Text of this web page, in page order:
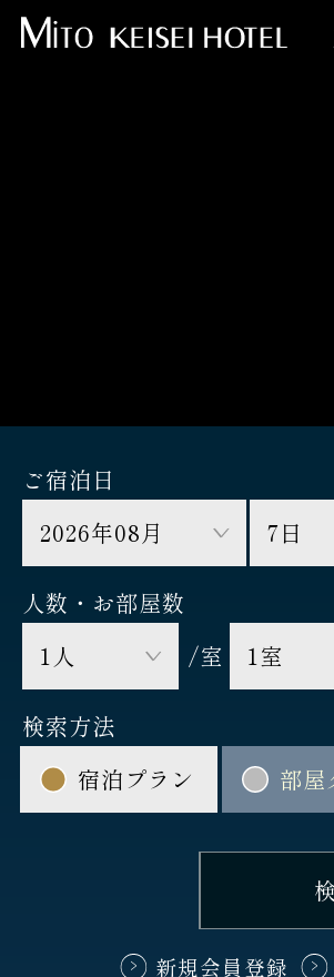
ご宿泊日
人数・お部屋数
/室
検索方法
宿泊プラン
部屋
新規会員登録